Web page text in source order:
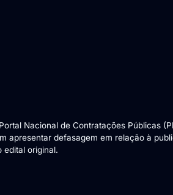
Nacional de Contratações Públicas
apresentar defasagem em relação à
edital original.